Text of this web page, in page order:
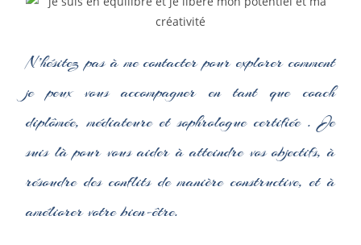
N’hésitez pas à me contacter pour explorer comment
je peux vous accompagner en tant que coach
diplômée, médiateure et sophrologue certifiée . Je
suis là pour vous aider à atteindre vos objectifs, à
résoudre des conflits de manière constructive, et à
améliorer votre bien-être.